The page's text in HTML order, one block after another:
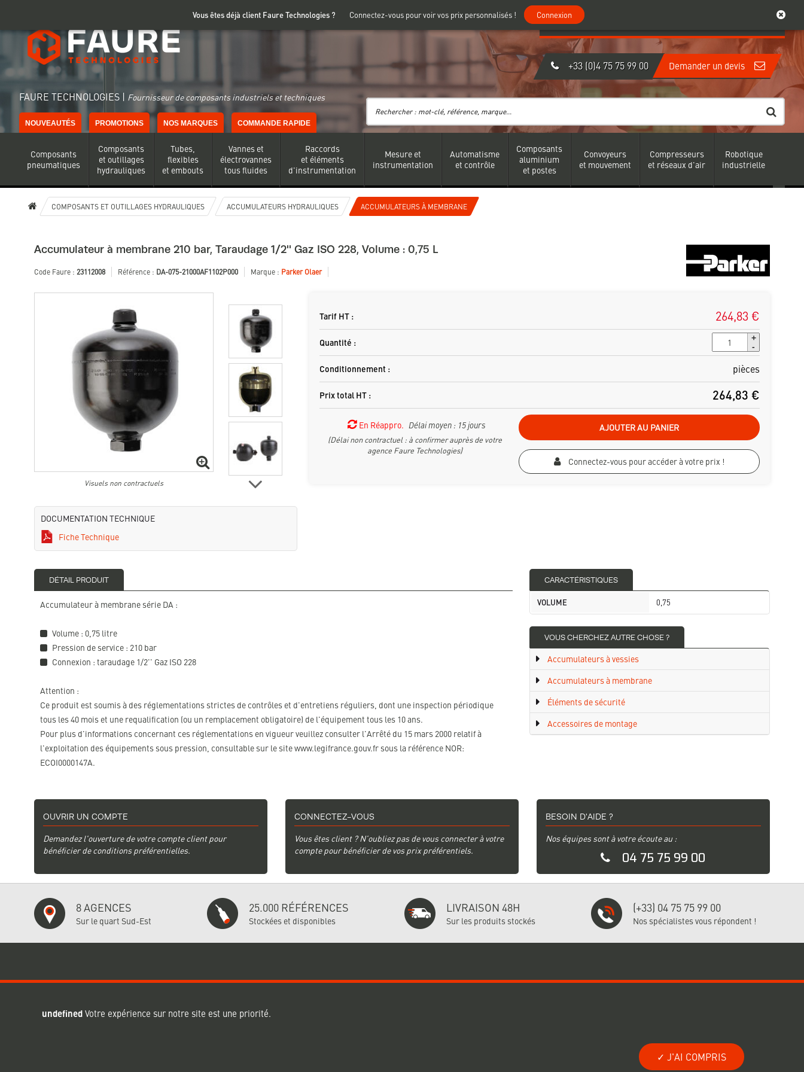
Vous êtes déjà client Faure Technologies ? Connectez-vous pour voir vos prix personnalisés ! Connexion
FAURE TECHNOLOGIES | Fournisseur de composants industriels et techniques
Mon compte
Connexion
+33 (0)4 75 75 99 00 Demander un devis
NOUVEAUTÉS PROMOTIONS NOS MARQUES COMMANDE RAPIDE
Composants
pneumatiques
Composants
et outillages
hydrauliques
Tubes,
flexibles
et embouts
Vannes et
électrovannes
tous fluides
Raccords
et éléments
d'instrumentation
Mesure et
instrumentation
Automatisme
et contrôle
Composants
aluminium
et postes
Convoyeurs
et mouvement
Compresseurs
et réseaux d'air
Robotique
industrielle
COMPOSANTS ET OUTILLAGES HYDRAULIQUES ACCUMULATEURS HYDRAULIQUES ACCUMULATEURS À MEMBRANE
Accumulateur à membrane 210 bar, Taraudage 1/2'' Gaz ISO 228, Volume : 0,75 L
Code Faure : 23112008 Référence : DA-075-21000AF1102P000 Marque : Parker Olaer
Visuels non contractuels
DOCUMENTATION TECHNIQUE
Fiche Technique
Tarif HT : 264,83 €
Quantité :
+
-
Conditionnement : pièces
Prix total HT : 264,83 €
En Réappro. Délai moyen : 15 jours
(Délai non contractuel : à confirmer auprès de votre
agence Faure Technologies)
AJOUTER AU PANIER
Connectez-vous pour accéder à votre prix !
DÉTAIL PRODUIT
Accumulateur à membrane série DA :
Volume : 0,75 litre
Pression de service : 210 bar
Connexion : taraudage 1/2'' Gaz ISO 228
Attention :
Ce produit est soumis à des réglementations strictes de contrôles et d'entretiens réguliers, dont une inspection périodique
tous les 40 mois et une requalification (ou un remplacement obligatoire) de l'équipement tous les 10 ans.
Pour plus d'informations concernant ces réglementations en vigueur veuillez consulter l'Arrêté du 15 mars 2000 relatif à
l'exploitation des équipements sous pression, consultable sur le site www.legifrance.gouv.fr sous la référence NOR:
ECOI0000147A.
CARACTÉRISTIQUES
VOLUME 0,75
VOUS CHERCHEZ AUTRE CHOSE ?
Accumulateurs à vessies
Accumulateurs à membrane
Éléments de sécurité
Accessoires de montage
OUVRIR UN COMPTE
Demandez l'ouverture de votre compte client pour
bénéficier de conditions préférentielles.
CONNECTEZ-VOUS
Vous êtes client ? N’oubliez pas de vous connecter à votre
compte pour bénéficier de vos prix préférentiels.
BESOIN D'AIDE ?
Nos équipes sont à votre écoute au :
04 75 75 99 00
8 AGENCES
Sur le quart Sud-Est
25.000 RÉFÉRENCES
Stockées et disponibles
LIVRAISON 48H
Sur les produits stockés
(+33) 04 75 75 99 00
Nos spécialistes vous répondent !
FAURE TECHNOLOGIES
Qui sommes-nous ?
INFORMATIONS
Informations sur la livraison
BESOIN D'AIDE ? SUIVEZ-NOUS ! NOS CERTIFICATIONS
undefinedVotre expérience sur notre site est une priorité.
J'AI COMPRIS